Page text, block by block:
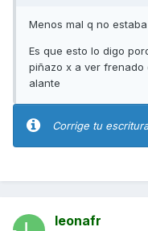
Menos mal q no
Es que esto lo digo
piñazo x a ver frenado
alante
Corrige tu
leonafr